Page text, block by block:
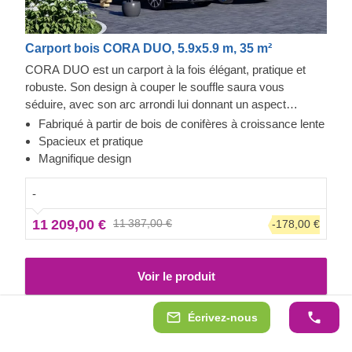
Carport bois CORA DUO, 5.9x5.9 m, 35 m²
CORA DUO est un carport à la fois élégant, pratique et
robuste. Son design à couper le souffle saura vous
séduire, avec son arc arrondi lui donnant un aspect
moderne et sophistiqué. Vous pouvez être serein quand
vous confiez vos voitures à CORA DUO. Ce carport
résistera aux fortes pluies et aux vents violents, et saura
tout en laissant beaucoup d'espace libre pour un accès
facile et quelques rangements.
Fabriqué à partir de bois de conifères à croissance lente
Spacieux et pratique
Magnifique design
-
11 209,00 € 11 387,00 € -178,00 €
Voir le produit
Écrivez-nous